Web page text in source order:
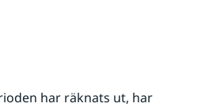
har räknats ut, har